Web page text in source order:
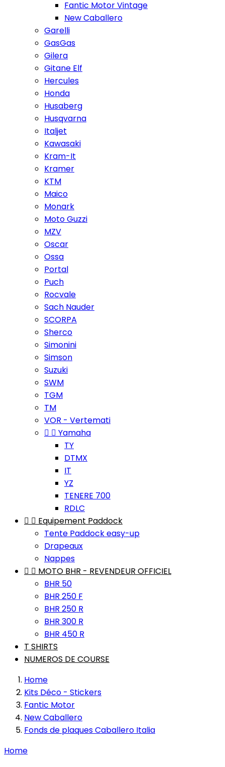
Fantic Motor Vintage
New Caballero
Garelli
GasGas
Gilera
Gitane Elf
Hercules
Honda
Husaberg
Husqvarna
Italjet
Kawasaki
Kram-It
Kramer
KTM
Maico
Monark
Moto Guzzi
MZV
Oscar
Ossa
Portal
Puch
Rocvale
Sach Nauder
SCORPA
Sherco
Simonini
Simson
Suzuki
SWM
TGM
TM
VOR - Vertemati
  Yamaha
TY
DTMX
IT
YZ
TENERE 700
RDLC
  Equipement Paddock
Tente Paddock easy-up
Drapeaux
Nappes
  MOTO BHR - REVENDEUR OFFICIEL
BHR 50
BHR 250 F
BHR 250 R
BHR 300 R
BHR 450 R
T SHIRTS
NUMEROS DE COURSE
Home
Kits Déco - Stickers
Fantic Motor
New Caballero
Fonds de plaques Caballero Italia
Home